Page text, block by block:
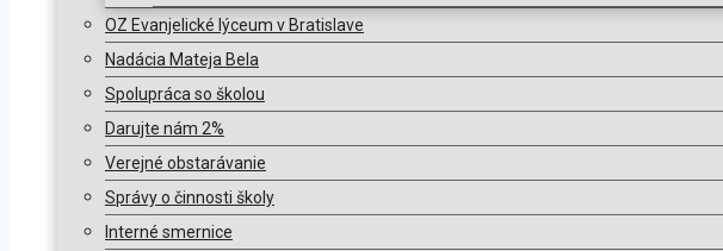
OZ Evanjelické lýceum v Bratislave
Nadácia Mateja Bela
Spolupráca so školou
Darujte nám 2%
Verejné obstarávanie
Správy o činnosti školy
Interné smernice